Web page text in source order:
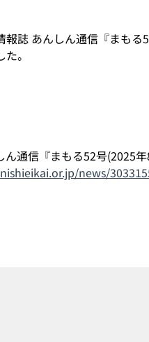
誌 あんしん通信『まも
。
通信『まもる52号(2025年
news/